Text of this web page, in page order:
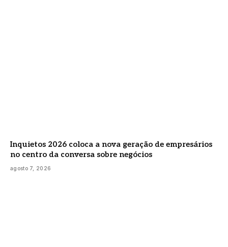
Inquietos 2026 coloca a nova geração de empresários
no centro da conversa sobre negócios
agosto 7, 2026